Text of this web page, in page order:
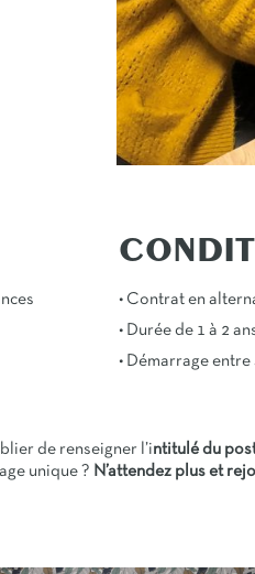
• Contrat en
• Durée de 1 à 2
• Démarrage
de renseigner l’intitulé du
unique ? N’attendez plus et